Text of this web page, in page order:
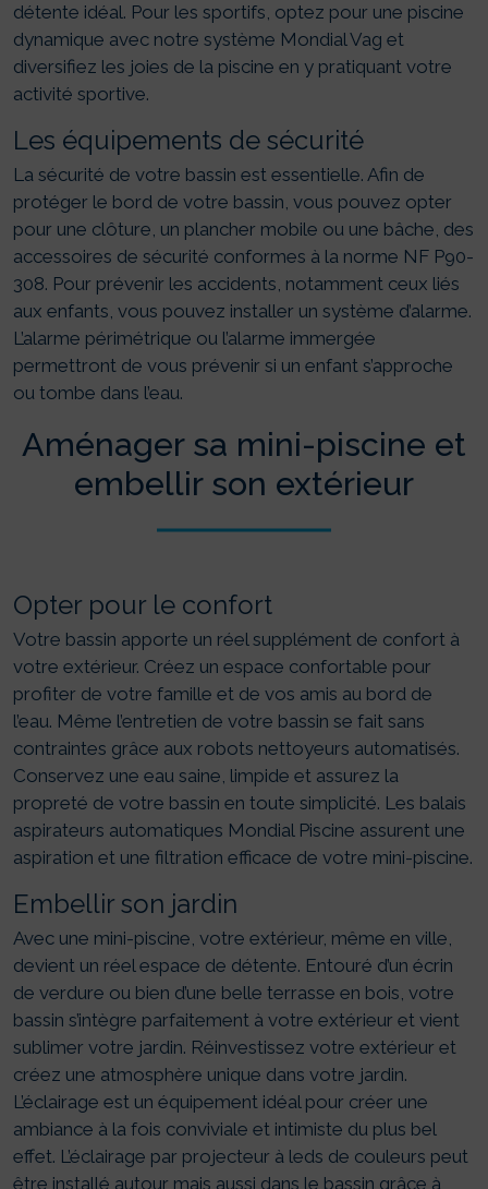
détente idéal. Pour les sportifs, optez pour une piscine
dynamique avec notre système Mondial Vag et
diversifiez les joies de la piscine en y pratiquant votre
activité sportive.
Les équipements de sécurité
La sécurité de votre bassin est essentielle. Afin de
protéger le bord de votre bassin, vous pouvez opter
pour une clôture, un plancher mobile ou une bâche, des
accessoires de sécurité conformes à la norme NF P90-
308. Pour prévenir les accidents, notamment ceux liés
aux enfants, vous pouvez installer un système d’alarme.
L’alarme périmétrique ou l’alarme immergée
permettront de vous prévenir si un enfant s’approche
ou tombe dans l’eau.
Aménager sa mini-piscine et
embellir son extérieur
Opter pour le confort
Votre bassin apporte un réel supplément de confort à
votre extérieur. Créez un espace confortable pour
profiter de votre famille et de vos amis au bord de
l’eau. Même l’entretien de votre bassin se fait sans
contraintes grâce aux robots nettoyeurs automatisés.
Conservez une eau saine, limpide et assurez la
propreté de votre bassin en toute simplicité. Les balais
aspirateurs automatiques Mondial Piscine assurent une
aspiration et une filtration efficace de votre mini-piscine.
Embellir son jardin
Avec une mini-piscine, votre extérieur, même en ville,
devient un réel espace de détente. Entouré d’un écrin
de verdure ou bien d’une belle terrasse en bois, votre
bassin s’intègre parfaitement à votre extérieur et vient
sublimer votre jardin. Réinvestissez votre extérieur et
créez une atmosphère unique dans votre jardin.
L’éclairage est un équipement idéal pour créer une
ambiance à la fois conviviale et intimiste du plus bel
effet. L’éclairage par projecteur à leds de couleurs peut
être installé autour mais aussi dans le bassin grâce à